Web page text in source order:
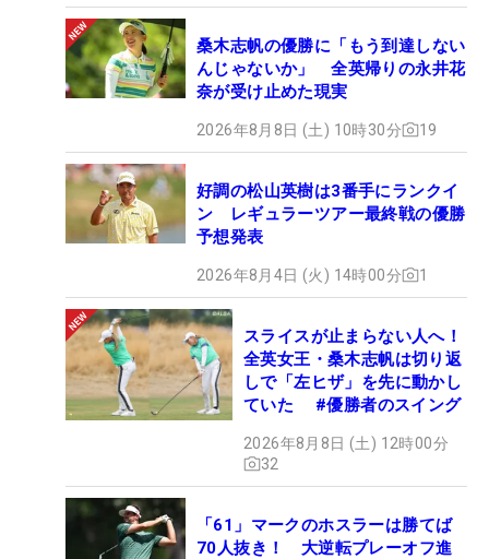
桑木志帆の優勝に「もう到達しない
んじゃないか」 全英帰りの永井花
奈が受け止めた現実
2026年8月8日 (土) 10時30分 19
好調の松山英樹は3番手にランクイ
ン レギュラーツアー最終戦の優勝
予想発表
2026年8月4日 (火) 14時00分 1
スライスが止まらない人へ！
全英女王・桑木志帆は切り返
しで「左ヒザ」を先に動かし
ていた #優勝者のスイング
2026年8月8日 (土) 12時00分
32
「61」マークのホスラーは勝てば
70人抜き！ 大逆転プレーオフ進